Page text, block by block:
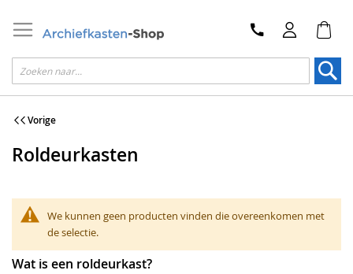
Vorige
Roldeurkasten
We kunnen geen producten vinden die overeenkomen met
de selectie.
Wat is een roldeurkast?